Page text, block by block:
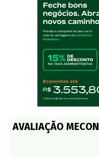
AVALIAÇÃO MECON